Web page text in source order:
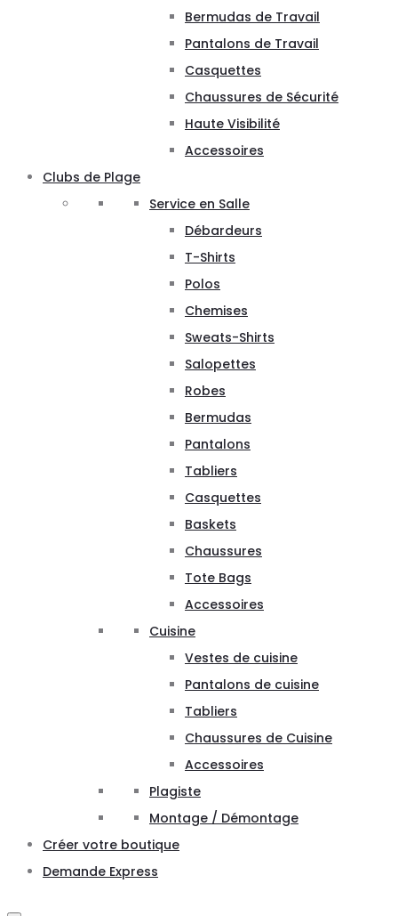
Bermudas de Travail
Pantalons de Travail
Casquettes
Chaussures de Sécurité
Haute Visibilité
Accessoires
Clubs de Plage
Service en Salle
Débardeurs
T-Shirts
Polos
Chemises
Sweats-Shirts
Salopettes
Robes
Bermudas
Pantalons
Tabliers
Casquettes
Baskets
Chaussures
Tote Bags
Accessoires
Cuisine
Vestes de cuisine
Pantalons de cuisine
Tabliers
Chaussures de Cuisine
Accessoires
Plagiste
Montage / Démontage
Créer votre boutique
Demande Express